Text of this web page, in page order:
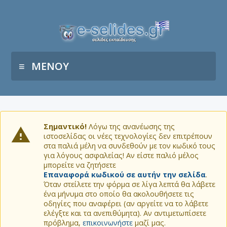
ΜΕΝΟΥ
Σημαντικό! Λόγω της ανανέωσης της
ιστοσελίδας οι νέες τεχνολογίες δεν επιτρέπουν
στα παλιά μέλη να συνδεθούν με τον κωδικό τους
για λόγους ασφαλείας! Αν είστε παλιό μέλος
μπορείτε να ζητήσετε
Επαναφορά κωδικού σε αυτήν την σελίδα.
Όταν στείλετε την φόρμα σε λίγα λεπτά θα λάβετε
ένα μήνυμα στο οποίο θα ακολουθήσετε τις
οδηγίες που αναφέρει (αν αργείτε να το λάβετε
ελέγξτε και τα ανεπιθύμητα). Αν αντιμετωπίσετε
πρόβλημα, επικοινωνήστε μαζί μας.